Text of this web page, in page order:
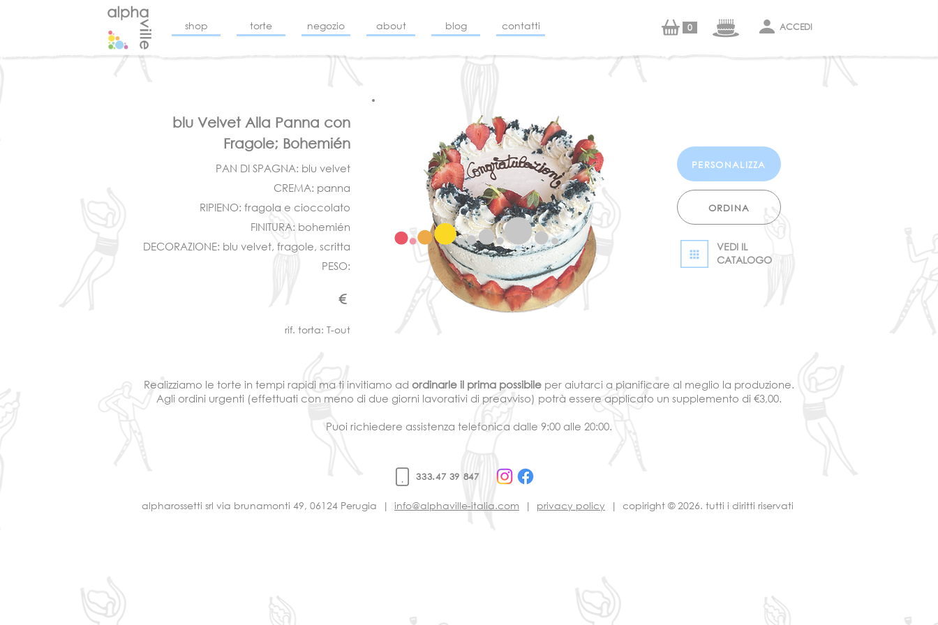
shop torte negozio about blog contatti ACCEDI
0
VEDI IL
CATALOGO
Realizziamo le torte in tempi rapidi ma ti invitiamo ad ordinarle il prima possibile per aiutarci a pianificare al meglio la produzione.
Agli ordini urgenti (effettuati con meno di due giorni lavorativi di preavviso) potrà essere applicato un supplemento di €3,00.
Puoi richiedere assistenza telefonica dalle 9:00 alle 20:00.
blu Velvet Alla Panna con
Fragole; Bohemién
€
PESO:
DECORAZIONE: blu velvet, fragole, scritta
FINITURA: bohemién
RIPIENO: fragola e cioccolato
CREMA: panna
PAN DI SPAGNA: blu velvet
rif. torta: T-out
ORDINA
PERSONALIZZA
alpharossetti srl via brunamonti 49, 06124 Perugia | info@alphaville-italia.com | privacy policy | copiright © 2026. tutti i diritti riservati
333.47 39 847